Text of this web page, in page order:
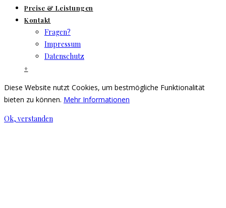
Preise & Leistungen
Kontakt
Fragen?
Impressum
Datenschutz
+
Diese Website nutzt Cookies, um bestmögliche Funktionalität
bieten zu können. Mehr Informationen
Ok, verstanden